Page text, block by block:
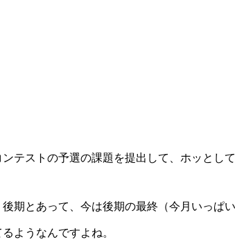
テストの予選の課題を提出して、ホッとして
期とあって、今は後期の最終（今月いっぱ
ようなんですよね。